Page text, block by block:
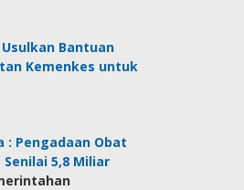
Bantuan
Kemenkes untuk
: Pengadaan Obat
5,8 Miliar